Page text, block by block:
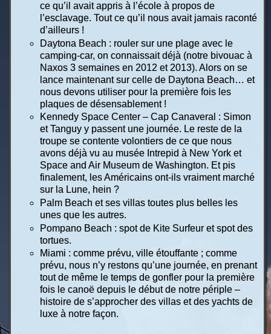
ce qu’il avait appris à l’école à propos de
l’esclavage. Tout ce qu’il nous avait jamais raconté
d’ailleurs !
Daytona Beach : rouler sur une plage avec le
camping-car, on connaissait déjà (notre bivouac à
Naxos 3 semaines en 2012 et 2013). Alors on se
lance maintenant sur celle de Daytona Beach… et
nous devons utiliser pour la première fois les
plaques de désensablement !
Kennedy Space Center – Cap Canaveral : Simon
et Tanguy y passent une journée. Le reste de la
troupe se contente volontiers de ce que nous
avons déjà vu au musée Intrepid à New York et
Space and Air Museum de Washington. Et pis
finalement, les Américains ont-ils vraiment marché
sur la Lune, hein ?
Palm Beach et ses villas toutes plus belles les
unes que les autres.
Pompano Beach : spot de Kite Surfeur et spot des
tortues.
Miami : comme prévu, ville étouffante ; comme
prévu, nous n’y restons qu’une journée, en prenant
tout de même le temps de gonfler pour la première
fois le canoë depuis le début de notre périple –
histoire de s’approcher des villas et des yachts de
luxe à notre façon.